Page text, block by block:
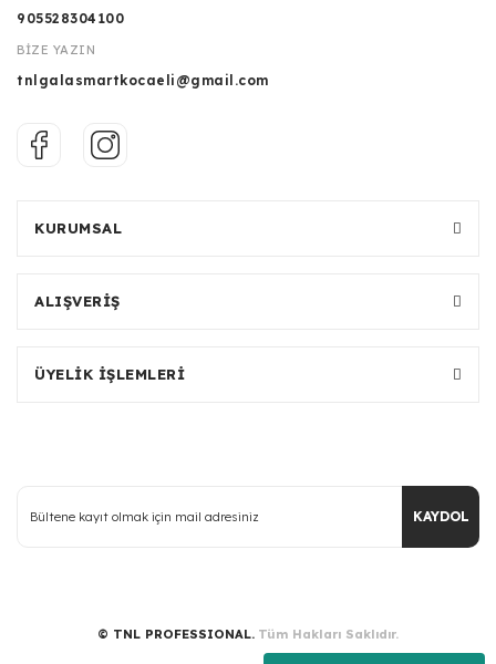
905528304100
BİZE YAZIN
tnlgalasmartkocaeli@gmail.com
KURUMSAL
ALIŞVERİŞ
ÜYELİK İŞLEMLERİ
KAYDOL
© TNL PROFESSIONAL. Tüm Hakları Saklıdır.